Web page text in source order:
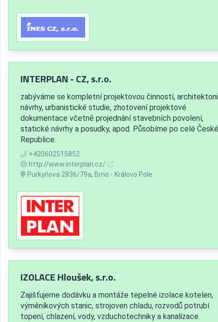
INTERPLAN - CZ, s.r.o.
zabýváme se kompletní projektovou činností,
návrhy, urbanistické studie, zhotovení projektové
dokumentace včetně projednání stavebních povolení,
statické návrhy a posudky, apod. Působíme po celé České
Republice.
+420602515852
http://www.interplan.cz/
Purkyňova 2836/79a, Brno - Královo Pole
IZOLACE Hloušek, s.r.o.
Zajišťujeme dodávku a montáže tepelné izolace kotelen,
výměníkových stanic, strojoven chladu, rozvodů potrubí
topení, chlazení, vody, vzduchotechniky a kanalizace.